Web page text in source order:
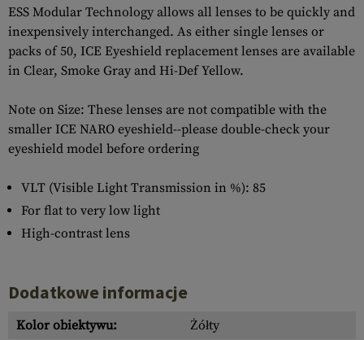
ESS Modular Technology allows all lenses to be quickly and
inexpensively interchanged. As either single lenses or
packs of 50, ICE Eyeshield replacement lenses are available
in Clear, Smoke Gray and Hi-Def Yellow.
Note on Size: These lenses are not compatible with the
smaller ICE NARO eyeshield--please double-check your
eyeshield model before ordering
VLT (Visible Light Transmission in %): 85
For flat to very low light
High-contrast lens
Dodatkowe informacje
Kolor obiektywu: Żółty